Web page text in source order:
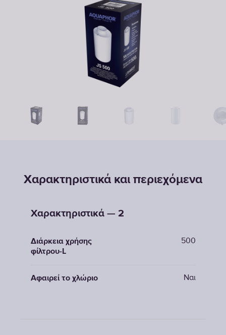
Χαρακτηριστικά και περιεχόμενα
Χαρακτηριστικά — 2
Διάρκεια χρήσης
φίλτρου-L
500
Αφαιρεί το χλώριο Ναι